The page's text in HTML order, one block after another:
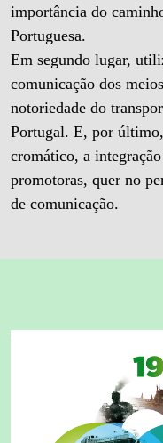
importância do
Portuguesa.
Em segundo lugar,
comunicação dos
notoriedade do
Portugal. E, por
cromático, a
promotoras, quer no
de comunicação.